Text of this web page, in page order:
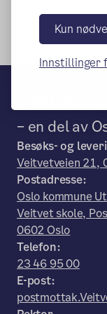
Kun
Innstillinger
– en del av
Besøks- og
Veitvetveien 21,
Postadresse:
Oslo kommune
Veitvet skole,
0602 Oslo
Telefon:
23 46 95 00
E-post: